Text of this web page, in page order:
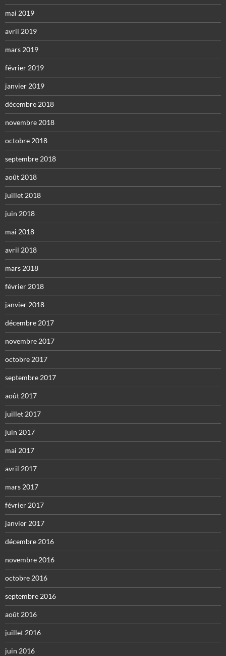
mai 2019
avril 2019
mars 2019
février 2019
janvier 2019
décembre 2018
novembre 2018
octobre 2018
septembre 2018
août 2018
juillet 2018
juin 2018
mai 2018
avril 2018
mars 2018
février 2018
janvier 2018
décembre 2017
novembre 2017
octobre 2017
septembre 2017
août 2017
juillet 2017
juin 2017
mai 2017
avril 2017
mars 2017
février 2017
janvier 2017
décembre 2016
novembre 2016
octobre 2016
septembre 2016
août 2016
juillet 2016
juin 2016